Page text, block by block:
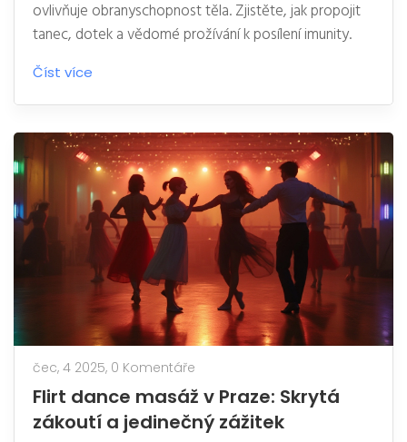
ovlivňuje obranyschopnost těla. Zjistěte, jak propojit
tanec, dotek a vědomé prožívání k posílení imunity.
Číst více
čec, 4 2025, 0 Komentáře
Flirt dance masáž v Praze: Skrytá
zákoutí a jedinečný zážitek